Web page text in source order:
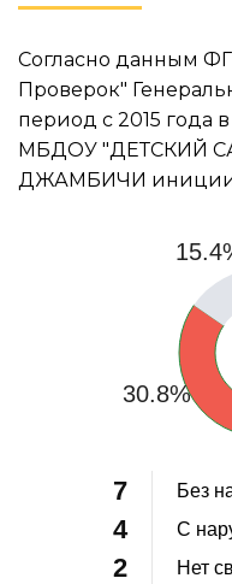
Согласно данным
Проверок"
период с 2015 года
МБДОУ "ДЕТСКИЙ
ДЖАМБИЧИ
30.8%
7
4
2
Без
С
Нет